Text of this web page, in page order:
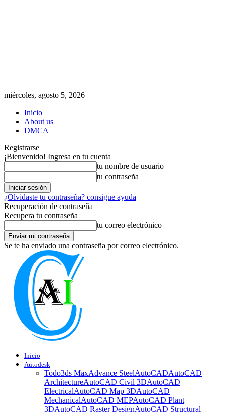
miércoles, agosto 5, 2026
Inicio
About us
DMCA
Registrarse
¡Bienvenido! Ingresa en tu cuenta
tu nombre de usuario
tu contraseña
¿Olvidaste tu contraseña? consigue ayuda
Recuperación de contraseña
Recupera tu contraseña
tu correo electrónico
Se te ha enviado una contraseña por correo electrónico.
Inicio
Autodesk
Todo3ds MaxAdvance SteelAutoCADAutoCAD
ArchitectureAutoCAD Civil 3DAutoCAD
ElectricalAutoCAD Map 3DAutoCAD
MechanicalAutoCAD MEPAutoCAD Plant
3DAutoCAD Raster DesignAutoCAD Structural